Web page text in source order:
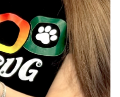
(0 Отзывы)
Масса Цена
Купить
1 шт
5.60